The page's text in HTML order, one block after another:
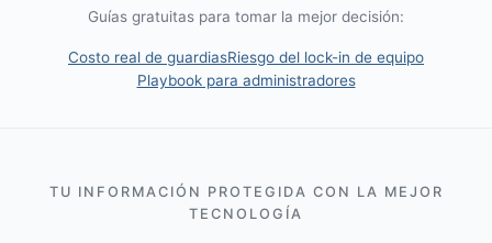
Guías gratuitas para tomar la mejor decisión:
Costo real de guardiasRiesgo del lock-in de equipo
Playbook para administradores
TU INFORMACIÓN PROTEGIDA CON LA MEJOR
TECNOLOGÍA